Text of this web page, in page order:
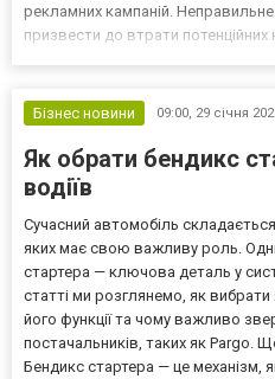
рекламних кампаній.
призвести до втрати потенційних
Бізнес новини
09:00, 29 січня
Як обрати бендикс
водіїв
Сучасний автомобіль
яких має свою важливу роль.
стартера — ключова деталь у
статті ми розглянемо, як вибрати
його функції та чому важливо
постачальників, таких як Pargo.
Бендикс стартера — це механізм,